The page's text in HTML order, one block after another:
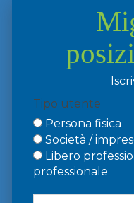
Tipo utente
Persona fisica
Società /
Libero
professionale